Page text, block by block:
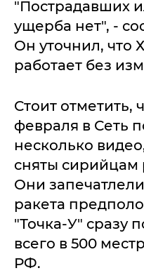
"Пострадавших
ущерба нет", -
Он уточнил, что
работает без
Стоит отметить,
февраля в Сеть
несколько
сняты
Они
ракета
"Точка-У" сразу
всего в 500
РФ.